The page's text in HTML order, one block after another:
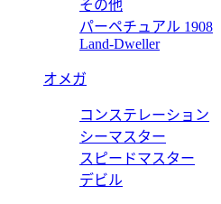
クラブスポーツ ネオマティッ
クラブスポーツ ネオマティッ
その他
パーペチュアル 1908
Land-Dweller
オメガ
コンステレーション
シーマスター
スピードマスター
デビル